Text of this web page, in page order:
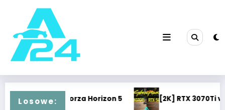
Losowe:
Forza Horizon 5 [2K] RTX 3070Ti vs RTX